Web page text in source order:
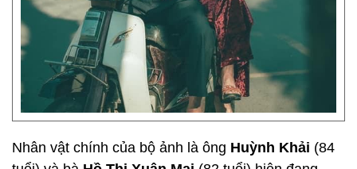
Nhân vật chính của bộ ảnh là ông Huỳnh Khải (84